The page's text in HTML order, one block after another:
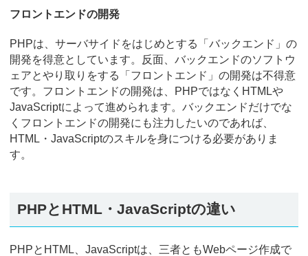
フロントエンドの開発
PHPは、サーバサイドをはじめとする「バックエンド」の
開発を得意としています。反面、バックエンドのソフトウ
ェアとやり取りをする「フロントエンド」の開発は不得意
です。フロントエンドの開発は、PHPではなくHTMLや
JavaScriptによって進められます。バックエンドだけでな
くフロントエンドの開発にも注力したいのであれば、
HTML・JavaScriptのスキルを身につける必要がありま
す。
PHPとHTML・JavaScriptの違い
PHPとHTML、JavaScriptは、三者ともWebページ作成で